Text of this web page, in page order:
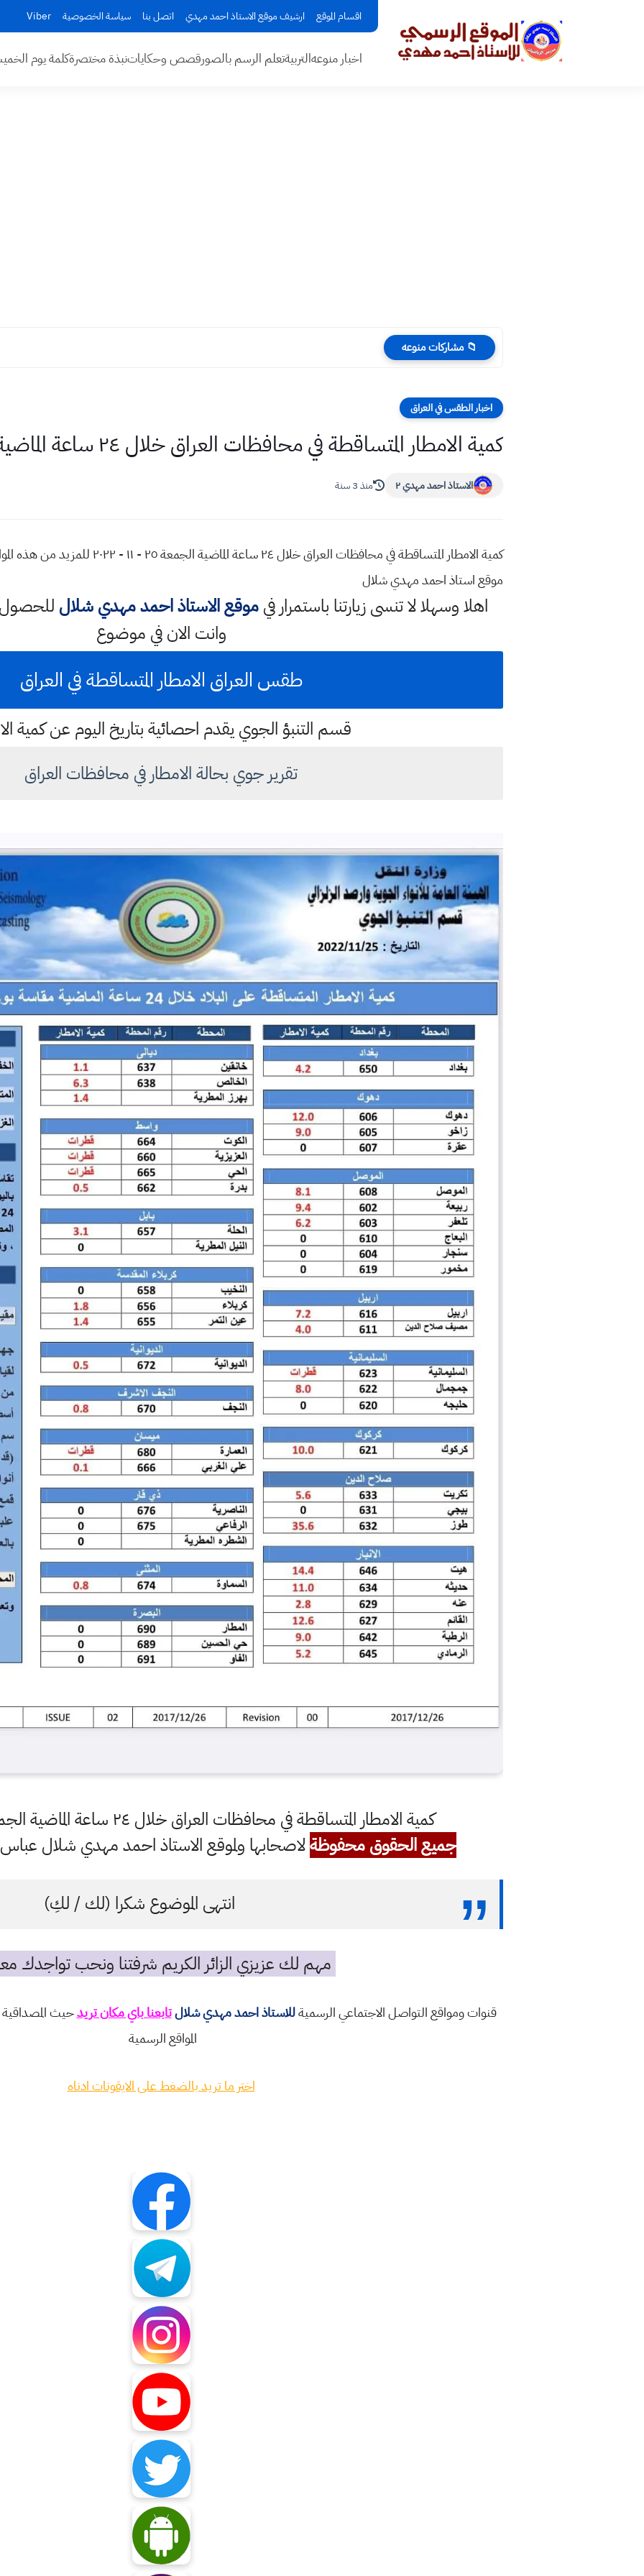
اقسام الموقع ارشيف موقع الاستاذ احمد مهدي اتصل بنا سياسة الخصوصية Viber
اخبار منوعهالتربيةتعلم الرسم بالصورقصص وحكاياتنبذة مختصرةكلمة يوم
📁 مشاركات منوعه
اخبار الطقس في العراق
كمية الامطار المتساقطة في محافظات العراق خلال ٢٤ ساعة الماضية الجمعة ٢٥ - ١١ - ٢٠٢٢
الاستاذ احمد مهدي ٢ منذ 3 سنة
كمية الامطار المتساقطة في محافظات العراق
موقع استاذ احمد مهدي شلال
اهلا وسهلالا تنسى زيارتنا باستمرار فيموقع الاستاذ احمد مهدي شلال
وانت الان في موضوع
طقس العراق الامطار المتساقطة في العراق
قسم التنبؤ الجوي يقدم احصائية بتاريخ اليوم عن كمية
تقرير جوي بحالة الامطار في محافظات العراق
كمية الامطار المتساقطة في محافظات العراق خلال ٢٤ ساعة الماضية الجمعة ٢٥ - ١١ - ٢٠٢٢
جميع الحقوق محفوظةلاصحابها ولموقع الاستاذ احمد مهدي شلال عباس
انتهى الموضوع شكرا (لك / لكِ)
مهم لك عزيزي الزائر الكريم شرفتنا ونحب تواجدك
قنوات ومواقع التواصل الاجتماعي الرسميةللاستاذ احمد مهدي شلالتابعنا باي مكان تريدحيث المصداقية
المواقع الرسمية
اختر ما تريد بالضغط على الايقونات ادناه